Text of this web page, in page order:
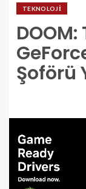
TEKNOLOJI
Şoförü